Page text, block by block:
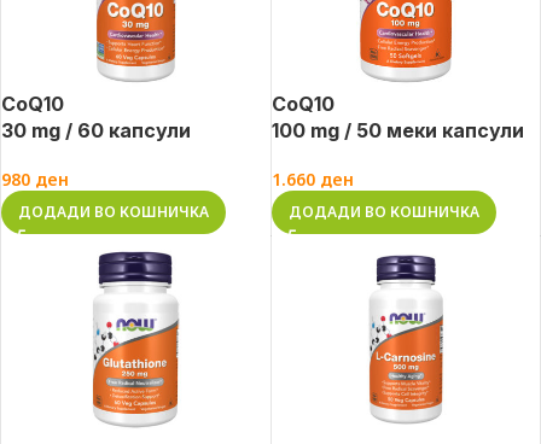
CoQ10
30 mg / 60 капсули
980 ден
ДОДАДИ ВО КОШНИЧКА
CoQ10
100 mg / 50 меки капсули
1.660 ден
ДОДАДИ ВО КОШНИЧКА